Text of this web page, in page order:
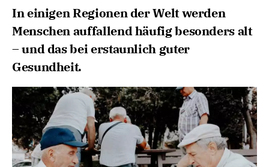
In einigen Regionen der Welt werden
Menschen auffallend häufig besonders alt
– und das bei erstaunlich guter
Gesundheit.